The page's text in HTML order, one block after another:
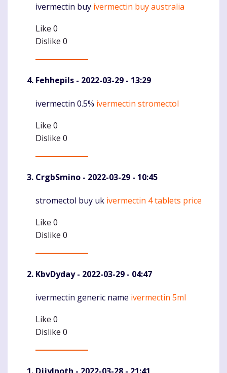
Komentaras
ivermectin buy ivermectin buy australia
Like 0
Dislike 0
Fehhepils - 2022-03-29 - 13:29
Komentaras
ivermectin 0.5% ivermectin stromectol
Like 0
Dislike 0
CrgbSmino - 2022-03-29 - 10:45
Komentaras
stromectol buy uk ivermectin 4 tablets price
Like 0
Dislike 0
KbvDyday- 2022-03-29 - 04:47
Komentaras
ivermectin generic name ivermectin 5ml
Like 0
Dislike 0